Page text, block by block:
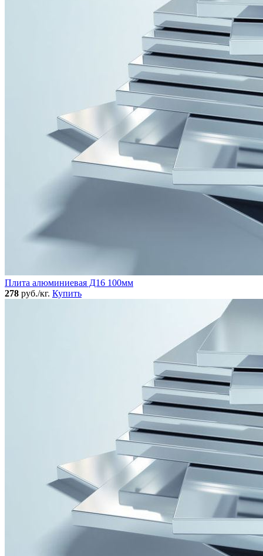
Плита алюминиевая Д16 100мм
278 руб./кг. Купить